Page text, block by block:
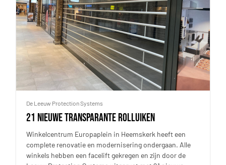
De Leeuw Protection Systems
21 Nieuwe transparante rolluiken
Winkelcentrum Europaplein in Heemskerk heeft een
complete renovatie en modernisering ondergaan. Alle
winkels hebben een facelift gekregen en zijn door de